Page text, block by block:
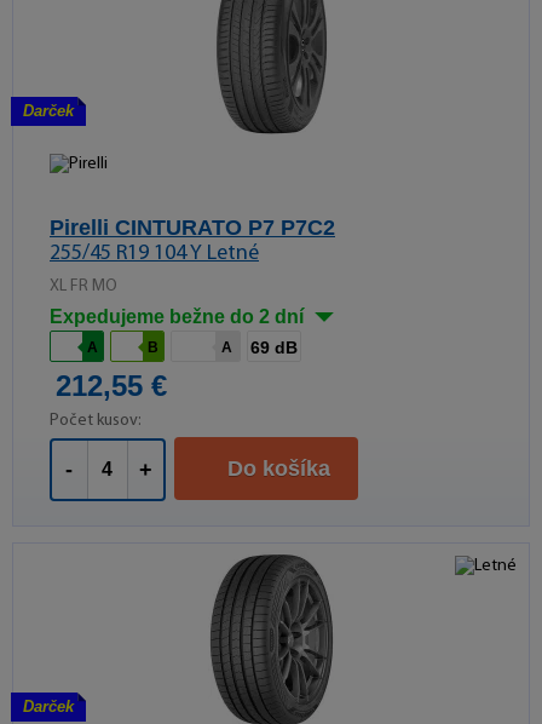
Darček
Pirelli CINTURATO P7 P7C2
255/45 R19 104 Y Letné
XL FR MO
Expedujeme bežne do 2 dní
A B A 69 dB
212,55 €
Počet kusov:
- + Do košíka
Darček